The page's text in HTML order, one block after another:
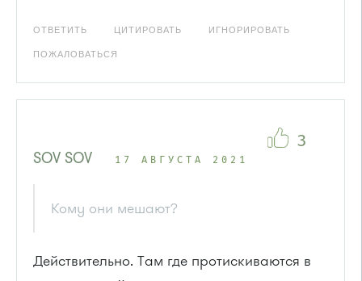
ОТВЕТИТЬ ЦИТИРОВАТЬ ИГНОРИРОВАТЬ
ПОЖАЛОВАТЬСЯ
SOV SOV 17 АВГУСТА 2021
Кому они мешают?
Действительно. Там где протискиваются в
3